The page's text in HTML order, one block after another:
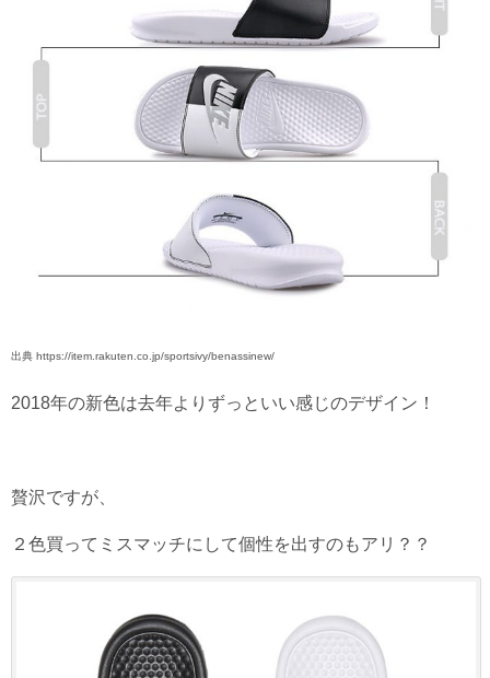
出典 https://item.rakuten.co.jp/sportsivy/benassinew/
2018年の新色は去年よりずっといい感じのデザイン！
贅沢ですが、
２色買ってミスマッチにして個性を出すのもアリ？？